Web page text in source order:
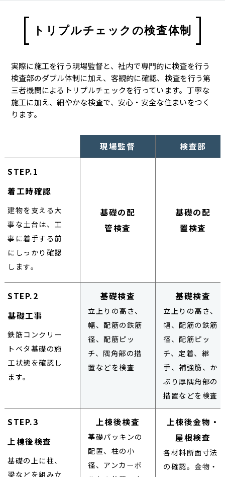
トリプルチェックの検査体制
実際に施工を行う現場監督と、社内で専門的に検査を行う
検査部のダブル体制に加え、客観的に確認、検査を行う第
三者機関によるトリプルチェックを行っています。丁寧な
施工に加え、細やかな検査で、安心・安全な住まいをつく
ります。
現場監督 検査部
STEP.1
着工時確認
建物を支える大
事な土台は、工
事に着手する前
にしっかり確認
します。
基礎の配
管検査
基礎の配
置検査
STEP.2
基礎工事
鉄筋コンクリー
トベタ基礎の施
工状態を確認し
ます。
基礎検査
立上りの高さ、
幅、配筋の鉄筋
径、配筋ピッ
チ、隅角部の措
置などを検査
基礎検査
立上りの高さ、
幅、配筋の鉄筋
径、配筋ピッ
チ、定着、継
手、補強筋、か
ぶり厚隅角部の
措置などを検査
STEP.3
上棟後検査
基礎の上に柱、
梁などを組み立
上棟後検査
基礎パッキンの
配置、柱の小
径、アンカーボ
上棟後金物・
屋根検査
各材料断面寸法
の確認。金物・